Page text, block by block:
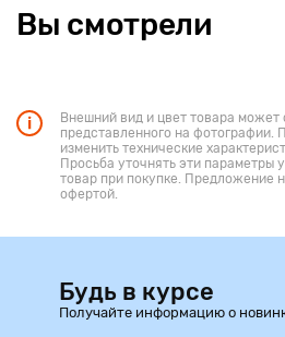
Вы смотрели
Внешний вид и цвет товара может
представленного на фотографии.
изменить технические
Просьба уточнять эти параметры
товар при покупке. Предложение
офертой.
Будь в курсе
Получайте информацию о